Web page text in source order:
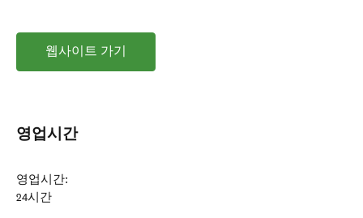
웹사이트 가기
영업시간
영업시간:
24시간